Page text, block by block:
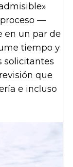
—
en un par de
tiempo y
solicitantes
que
e incluso